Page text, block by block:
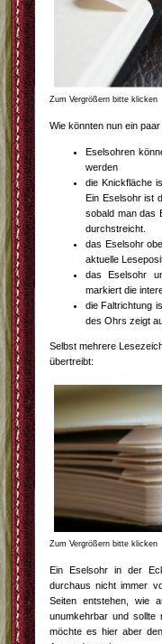
Zum Vergrößern bitte klicken
Wie könnten nun ein
Eselsohren
werden
die Knickfläche
Ein Eselsohr ist
sobald man das
durchstreicht.
das Eselsohr
aktuelle
das Eselsohr
markiert die
die Faltrichtung
des Ohrs zeigt
Selbst mehrere
übertreibt:
Zum Vergrößern bitte klicken
Ein Eselsohr in der
durchaus nicht immer
Seiten entstehen, wie
unumkehrbar und sollte
möchte es hier aber